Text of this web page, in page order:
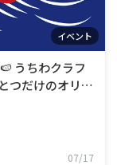
イベント
つだけのオリジ
催！コンセプ
げるために受
涼しい場所で過
07/17